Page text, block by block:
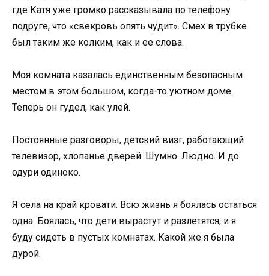
где Катя уже громко рассказывала по телефону
подруге, что «свекровь опять чудит». Смех в трубке
был таким же колким, как и ее слова.
Моя комната казалась единственным безопасным
местом в этом большом, когда-то уютном доме.
Теперь он гудел, как улей.
Постоянные разговоры, детский визг, работающий
телевизор, хлопанье дверей. Шумно. Людно. И до
одури одиноко.
Я села на край кровати. Всю жизнь я боялась остаться
одна. Боялась, что дети вырастут и разлетятся, и я
буду сидеть в пустых комнатах. Какой же я была
дурой.